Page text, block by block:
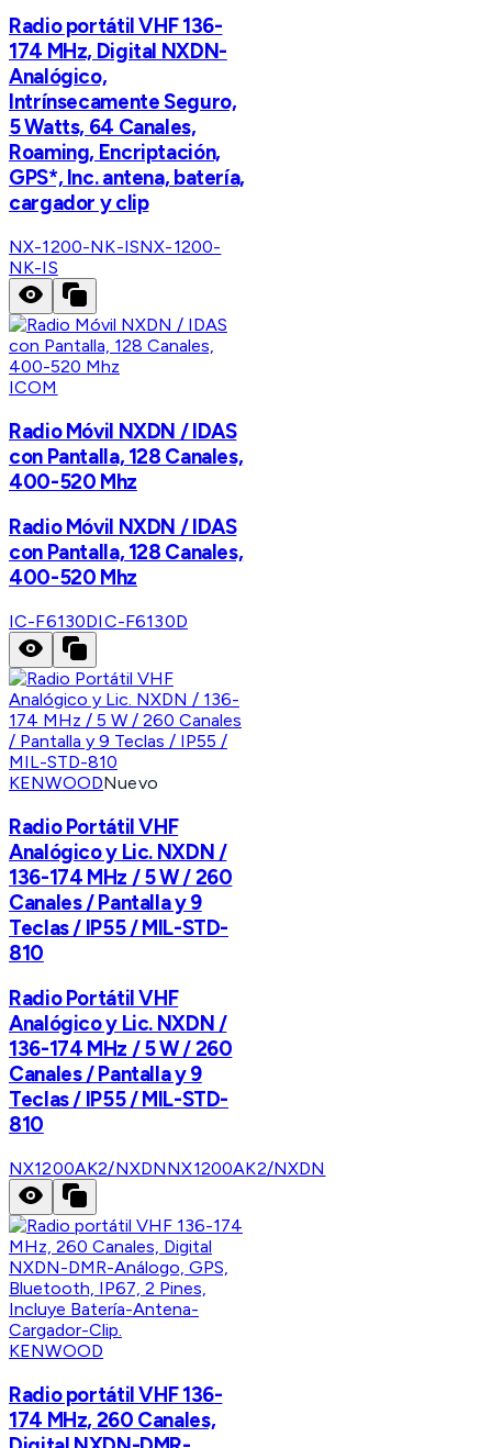
Radio portátil VHF 136-
174 MHz, Digital NXDN-
Analógico,
Intrínsecamente Seguro,
5 Watts, 64 Canales,
Roaming, Encriptación,
GPS*, Inc. antena, batería,
cargador y clip
NX-1200-NK-ISNX-1200-
NK-IS
ICOM
Radio Móvil NXDN / IDAS
con Pantalla, 128 Canales,
400-520 Mhz
Radio Móvil NXDN / IDAS
con Pantalla, 128 Canales,
400-520 Mhz
IC-F6130DIC-F6130D
KENWOODNuevo
Radio Portátil VHF
Analógico y Lic. NXDN /
136-174 MHz / 5 W / 260
Canales / Pantalla y 9
Teclas / IP55 / MIL-STD-
810
Radio Portátil VHF
Analógico y Lic. NXDN /
136-174 MHz / 5 W / 260
Canales / Pantalla y 9
Teclas / IP55 / MIL-STD-
810
NX1200AK2/NXDNNX1200AK2/NXDN
KENWOOD
Radio portátil VHF 136-
174 MHz, 260 Canales,